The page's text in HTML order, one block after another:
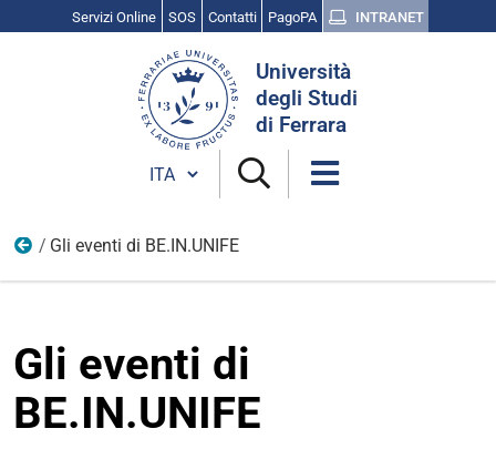
Servizi Online SOS Contatti PagoPA INTRANET
Università
degli Studi
di Ferrara
Cambia lingua
BE.IN.UNIFE | La guida che ti aiuta a rendere il tuo
Gli eventi di BE.IN.UNIFE
Gli eventi di
BE.IN.UNIFE